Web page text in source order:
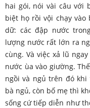
hai gói, nói vài câu với
biệt họ rồi vội chạy
dữ: các đập nước
lượng nước rất lớn ra
cùng. Và việc xả lũ
nước ùa vào giường.
ngồi và ngủ trên đó khi
bà ngủ, còn bố mẹ thì
sống cứ tiếp diễn như